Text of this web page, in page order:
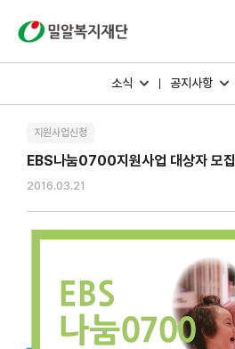
소식 공지사항
지원사업신청
EBS나눔0700지원사업 대상자 모집
2016.03.21